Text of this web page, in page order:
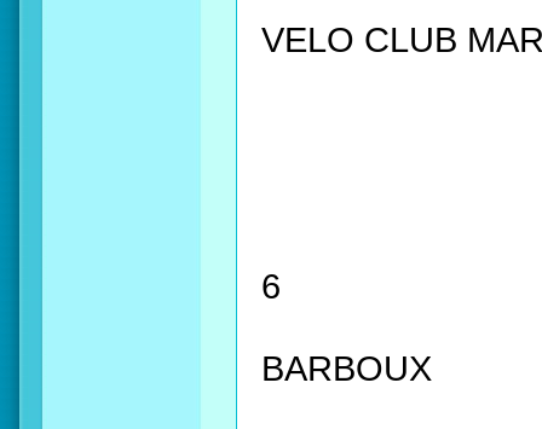
VELO CLUB
6
BARBOUX